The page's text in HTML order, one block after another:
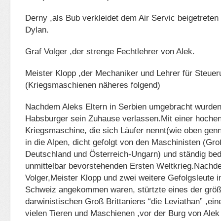
Derny ,als Bub verkleidet dem Air Servic
Dylan.
Graf Volger ,der strenge Fechtlehrer von Alek.
Meister Klopp ,der Mechaniker und Lehrer für
(Kriegsmaschienen näheres folgend)
Nachdem Aleks Eltern in Serbien umgebracht
Habsburger sein Zuhause verlassen.Mit einer
Kriegsmaschine, die sich Läufer nennt(wie oben
in die Alpen, dicht gefolgt von den Maschinisten
Deutschland und Österreich-Ungarn) und ständig
unmittelbar bevorstehenden Ersten
Volger,Meister Klopp und zwei weitere Gefolgsleute
Schweiz angekommen waren, stürtzte eines der
darwinistischen Groß Brittaniens “die Leviathan”
vielen Tieren und Maschienen ,vor der Burg von